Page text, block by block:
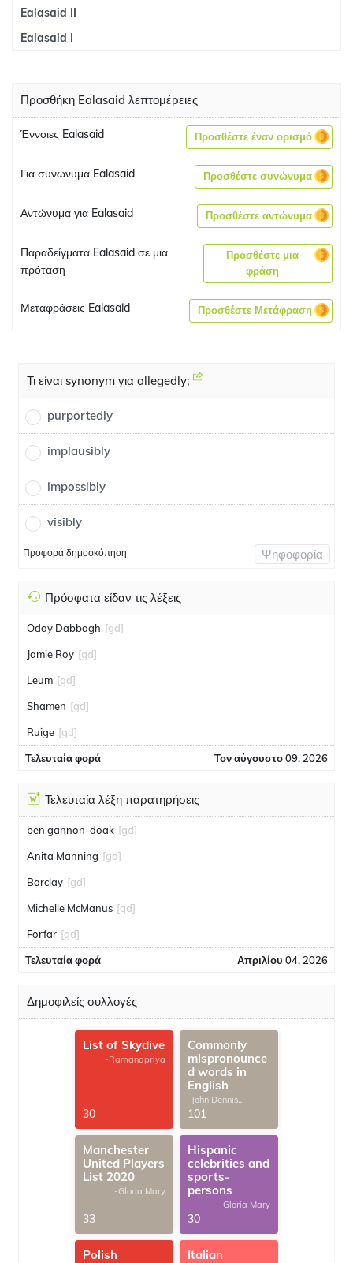
Ealasaid II
Ealasaid I
Προσθήκη Ealasaid λεπτομέρειες
Έννοιες Ealasaid Προσθέστε έναν ορισμό
Για συνώνυμα Ealasaid Προσθέστε συνώνυμα
Αντώνυμα για Ealasaid Προσθέστε αντώνυμα
Παραδείγματα Ealasaid σε μια
πρόταση
Προσθέστε μια
φράση
Μεταφράσεις Ealasaid Προσθέστε Μετάφραση
Τι είναι synonym για allegedly;
purportedly
implausibly
impossibly
visibly
Προφορά δημοσκόπηση Ψηφοφορία
Πρόσφατα είδαν τις λέξεις
Oday Dabbagh [gd]
Jamie Roy [gd]
Leum [gd]
Shamen [gd]
Ruige [gd]
Τελευταία φορά Τον αύγουστο 09, 2026
Τελευταία λέξη παρατηρήσεις
ben gannon-doak [gd]
Anita Manning [gd]
Barclay [gd]
Michelle McManus [gd]
Forfar [gd]
Τελευταία φορά Απριλίου 04, 2026
Δημοφιλείς συλλογές
List of Skydive
-Ramanapriya
30
Commonly
mispronounce
d words in
English
-John Dennis
G.Thomas
101
Manchester
United Players
List 2020
-Gloria Mary
33
Hispanic
celebrities and
sports-
persons
-Gloria Mary
30
Polish Italian